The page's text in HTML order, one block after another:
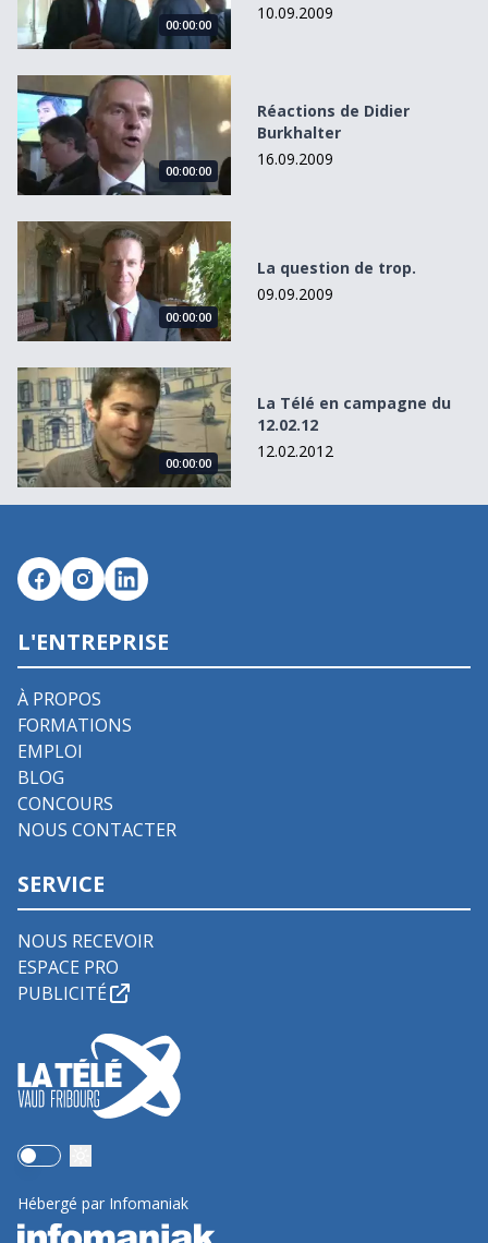
00:00:00
10.09.2009
Réactions de Didier Burkhalter
00:00:00
Réactions de Didier
Burkhalter
16.09.2009
La question de trop.
00:00:00
La question de trop.
09.09.2009
La Télé en campagne du 12.02.12
00:00:00
La Télé en campagne du
12.02.12
12.02.2012
L'ENTREPRISE
À PROPOS
FORMATIONS
EMPLOI
BLOG
CONCOURS
NOUS CONTACTER
SERVICE
NOUS RECEVOIR
ESPACE PRO
PUBLICITÉ
Use setting
Hébergé par Infomaniak